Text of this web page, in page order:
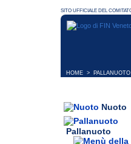
HOME > PALLANUOTO
Nuoto
Pallanuoto